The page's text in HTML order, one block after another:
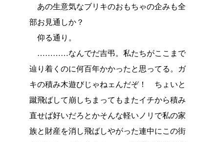
あの生意気なブリキのおもちゃの企みも全
部お見通しか？
仰る通り。
…………なんでだ吉弔。私たちがここまで
辿り着くのに何百年かかったと思ってる。ガ
キの積み木遊びじゃねェんだぞ！ ちょいと
蹴飛ばして崩しちまってもまたイチから積み
直せば好いだろとかそんな軽いノリで私の家
族と財産を消し飛ばしやがった連中にこの街